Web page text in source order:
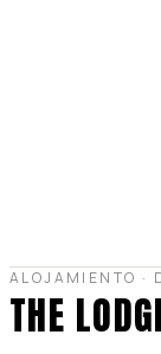
ALOJAMIENTO ·
THE